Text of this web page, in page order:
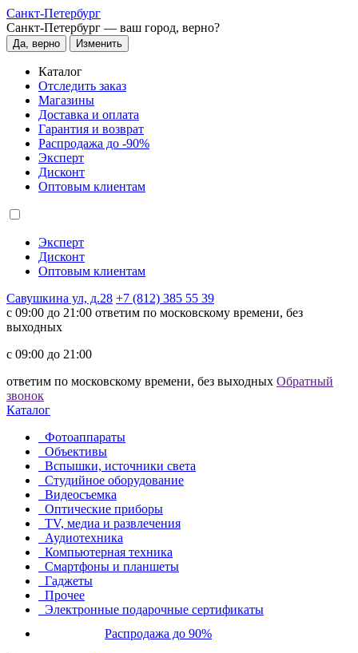
Санкт-Петербург
Санкт-Петербург — ваш город, верно?
Да, верно Изменить
Каталог
Отследить заказ
Магазины
Доставка и оплата
Гарантия и возврат
Распродажа до -90%
Эксперт
Дисконт
Оптовым клиентам
Эксперт
Дисконт
Оптовым клиентам
Савушкина ул, д.28 +7 (812) 385 55 39
c 09:00 до 21:00 ответим по московскому времени, без
выходных
c 09:00 до 21:00
ответим по московскому времени, без выходных Обратный
звонок
Каталог
Фотоаппараты
Объективы
Вспышки, источники света
Студийное оборудование
Видеосъемка
Оптические приборы
TV, медиа и развлечения
Аудиотехника
Компьютерная техника
Смартфоны и планшеты
Гаджеты
Прочее
Электронные подарочные сертификаты
Распродажа до 90%